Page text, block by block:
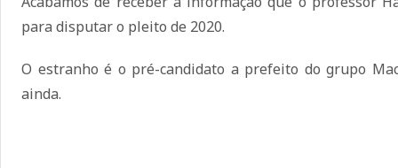
para disputar o pleito de 2020.
O estranho é o pré-candidato a prefeito do grupo
ainda.